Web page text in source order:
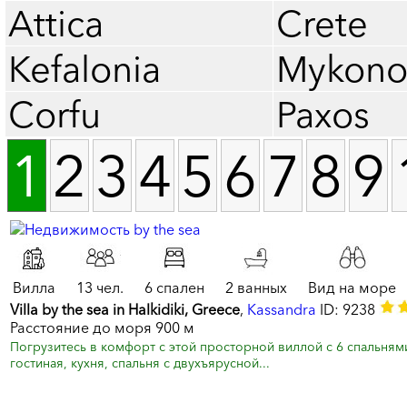
Attica
Crete
Kefalonia
Corfu
Paxos
1 2 3 45 6 7 8 9
Вилла 13 чел. 6 спален 2 ванных
Вид на море
Villa by the sea in Halkidiki, Greece, Kassandra ID: 9238
Расстояние до моря 900 м
Погрузитесь в комфорт с этой просторной виллой с 6
гостиная, кухня, спальня с двухъярусной...